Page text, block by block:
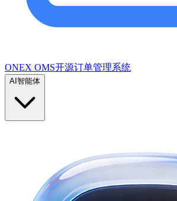
ONEX OMS开源订单管理系统
AI智能体